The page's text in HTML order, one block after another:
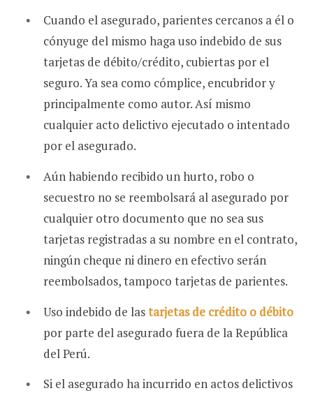
Cuando el asegurado, parientes cercanos a él o
cónyuge del mismo haga uso indebido de sus
tarjetas de débito/crédito, cubiertas por el
seguro. Ya sea como cómplice, encubridor y
principalmente como autor. Así mismo
cualquier acto delictivo ejecutado o intentado
por el asegurado.
Aún habiendo recibido un hurto, robo o
secuestro no se reembolsará al asegurado por
cualquier otro documento que no sea sus
tarjetas registradas a su nombre en el contrato,
ningún cheque ni dinero en efectivo serán
reembolsados, tampoco tarjetas de parientes.
Uso indebido de lastarjetas de crédito o débito
por parte del asegurado fuera de la República
del Perú.
Si el asegurado ha incurrido en actos delictivos